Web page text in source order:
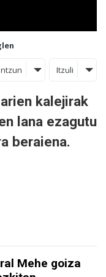
Itzuli
kalejirak
lana ezagutu
beraiena.
Mehe goiza